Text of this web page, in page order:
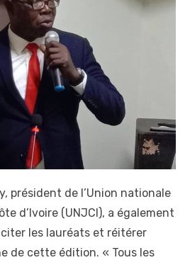
président de l’Union nationale
d’Ivoire (UNJCI), a également
les lauréats et réitérer
de cette édition. « Tous les